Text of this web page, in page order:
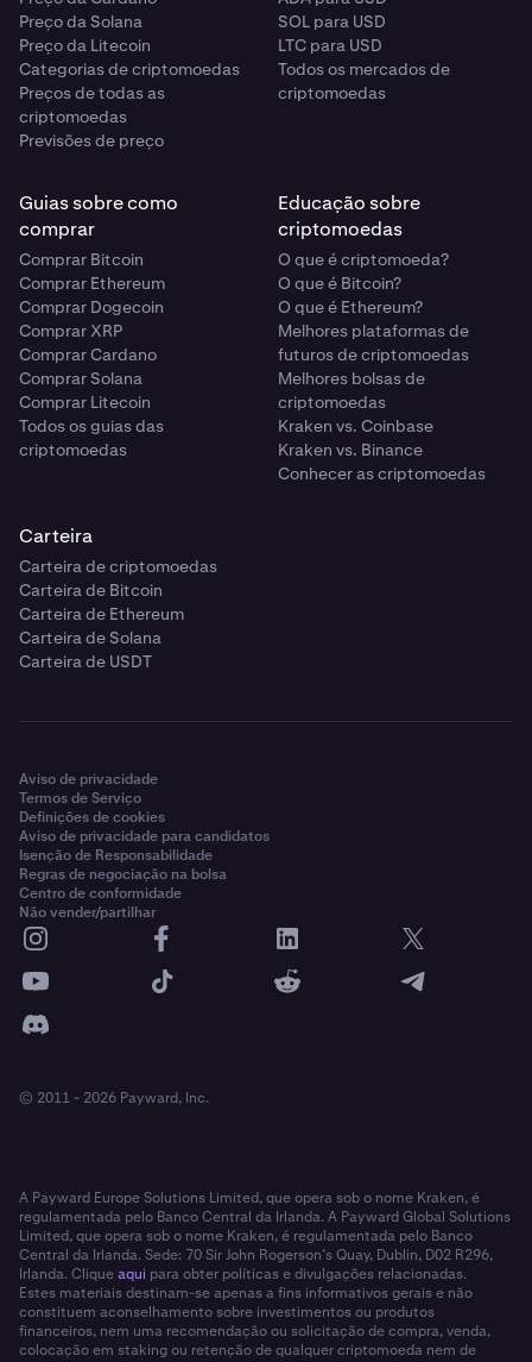
Preço da Solana
Preço da Litecoin
Categorias de criptomoedas
Preços de todas as
criptomoedas
Previsões de preço
SOL para USD
LTC para USD
Todos os mercados de
criptomoedas
Guias sobre como
comprar
Comprar Bitcoin
Comprar Ethereum
Comprar Dogecoin
Comprar XRP
Comprar Cardano
Comprar Solana
Comprar Litecoin
Todos os guias das
criptomoedas
Educação sobre
criptomoedas
O que é criptomoeda?
O que é Bitcoin?
O que é Ethereum?
Melhores plataformas de
futuros de criptomoedas
Melhores bolsas de
criptomoedas
Kraken vs. Coinbase
Kraken vs. Binance
Conhecer as criptomoedas
Carteira
Carteira de criptomoedas
Carteira de Bitcoin
Carteira de Ethereum
Carteira de Solana
Carteira de USDT
Aviso de privacidade
Termos de Serviço
Definições de cookies
Aviso de privacidade para candidatos
Isenção de Responsabilidade
Regras de negociação na bolsa
Centro de conformidade
Não vender/partilhar
© 2011 - 2026 Payward, Inc.
A Payward Europe Solutions Limited, que opera sob o nome Kraken, é
regulamentada pelo Banco Central da Irlanda. A Payward Global Solutions
Limited, que opera sob o nome Kraken, é regulamentada pelo Banco
Central da Irlanda. Sede: 70 Sir John Rogerson’s Quay, Dublin, D02 R296,
Irlanda. Cliqueaqui para obter políticas e divulgações relacionadas.
Estes materiais destinam-se apenas a fins informativos gerais e não
constituem aconselhamento sobre investimentos ou produtos
financeiros, nem uma recomendação ou solicitação de compra, venda,
colocação em staking ou retenção de qualquer criptomoeda nem de